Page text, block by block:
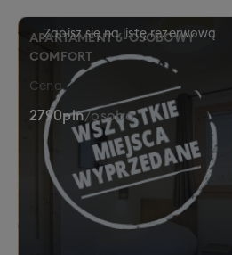
APARTAMENT 6-OSOBOWY
COMFORT
Cena
2790pln/osoba